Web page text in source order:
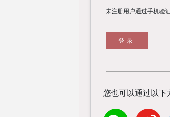
未注册用户通过手机验
登录
您也可以通过以下